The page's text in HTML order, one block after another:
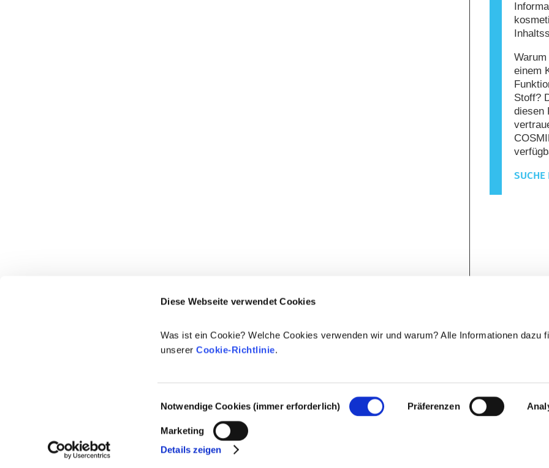
Diese Webseite verwendet Cookies
Was ist ein Cookie? Welche Cookies verwenden wir und warum? Alle Informationen dazu
unsererCookie-Richtlinie.
Notwendige Cookies (immer erforderlich) Präferenzen
Marketing
Details zeigen
einem
Stoff?
diesen
SUCHE
© 2021-2026 - Cosmetics Europe Rechtlicher Hinweis